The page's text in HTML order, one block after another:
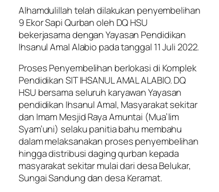
Alhamdulillah telah dilakukan penyembelihan
9 Ekor Sapi Qurban oleh DQ HSU
bekerjasama dengan Yayasan Pendidikan
Ihsanul Amal Alabio pada tanggal 11 Juli 2022.
Proses Penyembelihan berlokasi di Komplek
Pendidikan SIT IHSANUL AMAL ALABIO. DQ
HSU bersama seluruh karyawan Yayasan
pendidikan Ihsanul Amal, Masyarakat sekitar
dan Imam Mesjid Raya Amuntai (Mua’lim
Syam’uni) selaku panitia bahu membahu
dalam melaksanakan proses penyembelihan
hingga distribusi daging qurban kepada
masyarakat sekitar mulai dari desa Belukar,
Sungai Sandung dan desa Keramat.